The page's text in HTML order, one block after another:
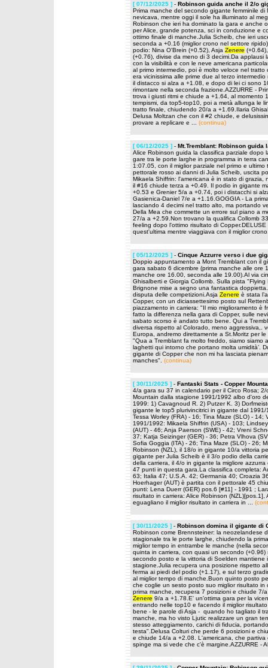
[ 07/12/2025 ] - Robinson guida anche il 2/o
Prima manche del secondo gigante femminile
nevicava, mentre oggi il sole ha illuminato al
Robinson che ieri ha dominato la gara e anche
per Alice, grande potenza, sci in conduzione e
ottimo finale di manche.Julia Scheib, che ieri
seconda a +0.16 (miglior crono nel settore
podio: Nina O'Brein (+0.52), Asja Zenere
(+0.76), divise da meno di 3 decimi.Da
con la visibilità e con le neve americana
al primo intermedio, poi è molto veloce nel
era vicinissima alle prime due al terzo
il distacco si alza a +1.08, e dopo di lei ci sono
rimontare nella seconda frazione.AZZURRE -
trova i giusti ritmi e chiude a +1.64, al momento
tempismi, da top5-top10, poi a metà allunga le
tratto finale, chiudendo 20/a a +1.69.Ilaria
Delusa Moltzan che con il #2 chiude, e
provare a replicare e ... (continua)
[ 06/12/2025 ] - Mt.Tremblant: Robinson guida
Alice Robinson guida la classifica parziale dopo
gare tra le porte larghe in programma in terra
1:07.05, con il miglior parziale nel primo e
pettorale rosso ai danni di Julia Scheib, uscita
Mikaela Shiffrin: l'americana è in stato di
il #16 chiude terza a +0.49. Il podio in gigante
+0.53 e Grenier 5/a a +0.74, poi i distacchi si
Gasienica-Daniel 7/e a +1.16.GOGGIA - La
lasciando 4 decimi nel tratto alto, ma portando
Della Mea che commette un errore sul piano a
27/a a +2.59.Non trovano la qualifica Collomb
feeling dopo l'ottimo risultato di
quest'ultima mentre viaggiava con il miglior
[ 05/12/2025 ] - Cinque Azzurre verso i due
Doppio appuntamento a Mont Tremblant con il
gara sabato 6 dicembre (prima manche alle ore
manche ore 16.00, seconda alle 19.00).Al via
Ghisalberti e Giorgia Collomb. Sulla pista
Brignone mise a segno una fantastica
disputa delle competizioni.Asja Zenere è stata
Copper, con un diciassettesimo posto sul
piazzamento in carriera: "Il mio miglioramento è
fatto la differenza nella gara di Copper, sulle
sabato scorso è andato tutto bene. Qui a
diversa rispetto al Colorado, meno aggressiva,.
Europa, andremo direttamente a St.Moritz per
"Qua a Tremblant fa molto freddo, siamo siamo
laghetti qui intorno che portano molta umidità’.
gigante di Copper che non mi ha lasciata
manches". (continua)
[ 30/11/2025 ] - Fantaski Stats - Copper
4/a gara su 37 in calendario per il Circo Rosa;
Mountain dalla stagione 1991/1992 albo d'oro
1999: 1) Cavagnoud R. 2) Putzer K. 3)
gigante le top5 plurivincitrici in gigante dal
Tessa Worley (FRA) - 16; Tina Maze (SLO) -
1991/1992: Mikaela Shiffrin (USA) - 103;
(AUT) - 46; Anja Paerson (SWE) - 42; Vreni
37; Katja Seizinger (GER) - 36; Petra Vlhova
Sofia Goggia (ITA) - 26; Tina Maze (SLO) - 26;
Robinson (NZL), il 18/o in gigante 10/a vittoria
gigante per Julia Scheib è il 3/o podio della
della carriera, il 4/o in gigante la migliore
47 punti in questa gara.La classifica completa:
63; Italia 47; U.S.A. 42; Germania 40; Croazia
Hoerhager (AUT) è partita con il pettorale 45
punti: Lena Duerr (GER) pos.6 [#11] - 1991 ;
risultato in carriera: Alice Robinson (NZL)[pos.1],
eguagliano il miglior risultato in carriera in ...
[ 30/11/2025 ] - Robinson domina il gigante di
Robinson come Brennsteiner: la neozelandese
stagionale tra le porte larghe, chiudendo la
miglior tempo in entrambe le manche (nella
quinta in carriera, con quasi un secondo
secondo posto e la vittoria di Soelden
stagione.Julia recupera una posizione rispetto
ferma ai piedi del podio (+1.17), e sul terzo
al miglior tempo di manche.Buon quinto posto
che coglie un sesto posto suo miglior risultato
prima manche, recupera 7 posizioni e chiude 7/
Zenere 9/a a +1.78.E' un'ottima gara per la
entrando nelle top10 e facendo il miglior
bene - le parole di Asja - quando ho tagliato il
manche, ma ho visto Ljutic realizzare un gran
stesso atteggiamento, carichi di fiducia,
testa".Delusa Colturi che perde 6 posizioni e
e chiude 14/a a +2.08. L'americana, che
spinge ma si vede che c'è margine.AZZURRE -